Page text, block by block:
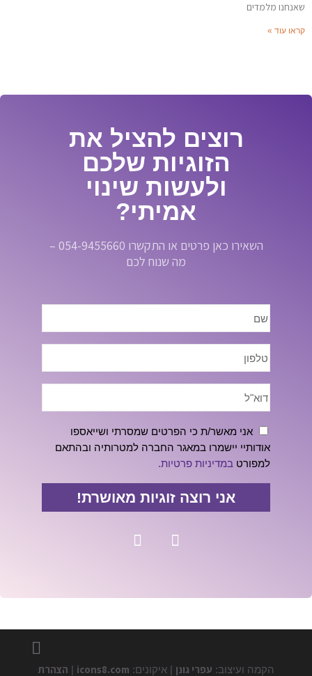
שאנחנו מלמדים
קראו עוד »
רוצים להציל את
הזוגיות שלכם
ולעשות שינוי
אמיתי?
השאירו כאן פרטים או התקשרו 054-9455660 –
מה שנוח לכם
אני מאשר/ת כי הפרטים שמסרתי ושייאספו
אודותיי יישמרו במאגר החברה למטרותיה ובהתאם
למפורט במדיניות פרטיות.
אני רוצה זוגיות מאושרת!
הקמה ועיצוב: עפרי גונן | איקונים: icons8.com
| הצהרת